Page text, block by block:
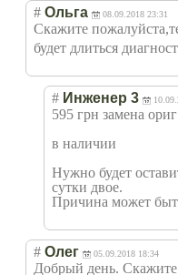
# Ольга 08.09.2018 23:31
Скажите
будет длиться
# Инженер 3
595 грн замена
в наличии
Нужно будет
сутки двое.
Причина может
# Олег 05.09.2018 18:34
Добрый день.